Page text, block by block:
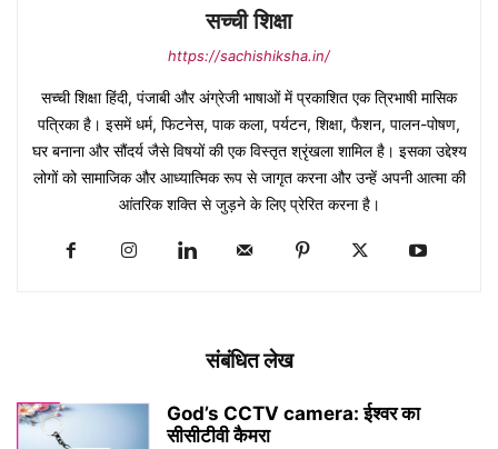
सच्ची शिक्षा
https://sachishiksha.in/
सच्ची शिक्षा हिंदी, पंजाबी और अंग्रेजी भाषाओं में प्रकाशित एक त्रिभाषी मासिक
पत्रिका है। इसमें धर्म, फिटनेस, पाक कला, पर्यटन, शिक्षा, फैशन, पालन-पोषण,
घर बनाना और सौंदर्य जैसे विषयों की एक विस्तृत श्रृंखला शामिल है। इसका उद्देश्य
लोगों को सामाजिक और आध्यात्मिक रूप से जागृत करना और उन्हें अपनी आत्मा की
आंतरिक शक्ति से जुड़ने के लिए प्रेरित करना है।
संबंधित लेख
God’s CCTV camera: ईश्वर का
सीसीटीवी कैमरा